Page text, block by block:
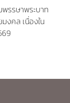
รรษาพระบาท
งคล เนื่องใน